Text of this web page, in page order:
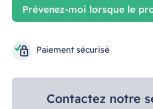
Prévenez-moi lorsque le
Paiement sécurisé
Contactez notre